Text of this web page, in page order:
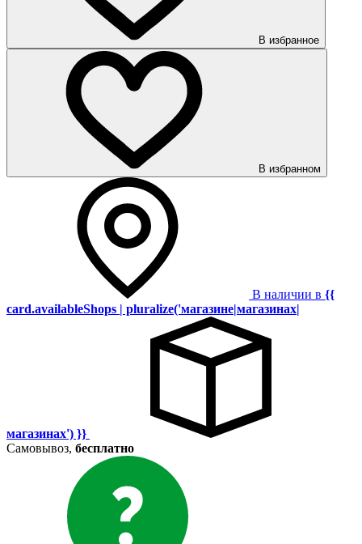
В избранное
В избранном
В наличии в {{
card.availableShops | pluralize('магазине|магазинах|
магазинах') }}
Самовывоз, бесплатно